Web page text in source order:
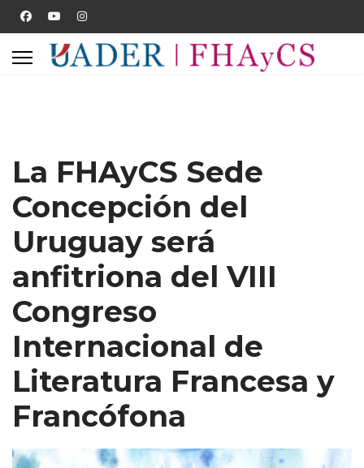
La FHAyCS Sede
Concepción del
Uruguay será
anfitriona del VIII
Congreso
Internacional de
Literatura Francesa y
Francófona